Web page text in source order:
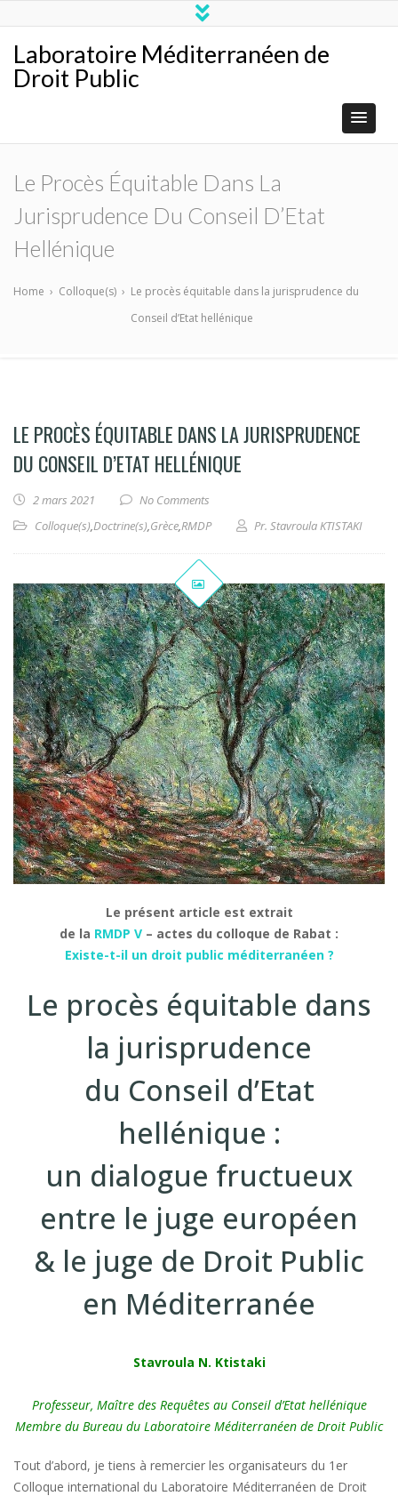
Laboratoire Méditerranéen de
Droit Public
Le Procès Équitable Dans La
Jurisprudence Du Conseil D’Etat
Hellénique
Home › Colloque(s) › Le procès équitable dans la jurisprudence du
Conseil d’Etat hellénique
LE PROCÈS ÉQUITABLE DANS LA JURISPRUDENCE
DU CONSEIL D’ETAT HELLÉNIQUE
2 mars 2021
No Comments
Colloque(s),Doctrine(s),Grèce,RMDP Pr. Stavroula KTISTAKI
Le présent article est extrait
de la RMDP V – actes du colloque de Rabat :
Existe-t-il un droit public méditerranéen ?
Le procès équitable dans
la jurisprudence
du Conseil d’Etat
hellénique :
un dialogue fructueux
entre le juge européen
& le juge de Droit Public
en Méditerranée
Stavroula N. Ktistaki
Professeur, Maître des Requêtes au Conseil d’Etat hellénique
Membre du Bureau du Laboratoire Méditerranéen de Droit Public
Tout d’abord, je tiens à remercier les organisateurs du 1er
Colloque international du Laboratoire Méditerranéen de Droit